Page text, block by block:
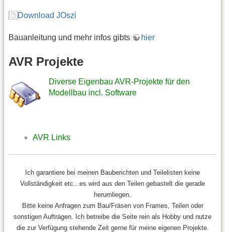
Download JOszi
Bauanleitung und mehr infos gibts hier
AVR Projekte
Diverse Eigenbau AVR-Projekte für den
Modellbau incl. Software
AVR Links
Ich garantiere bei meinen Bauberichten und Teilelisten keine
Vollständigkeit etc...es wird aus den Teilen gebastelt die gerade
herumliegen.
Bitte keine Anfragen zum Bau/Fräsen von Frames, Teilen oder
sonstigen Aufträgen. Ich betreibe die Seite rein als Hobby und nutze
die zur Verfügung stehende Zeit gerne für meine eigenen Projekte.